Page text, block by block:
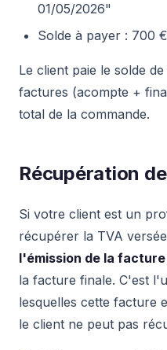
01/05/2026"
Solde à payer : 700
Le client paie le solde
factures (acompte +
total de la commande.
Récupération
Si votre client est un
récupérer la TVA
l'émission de la
la facture finale. C'est
lesquelles cette facture
le client ne peut pas